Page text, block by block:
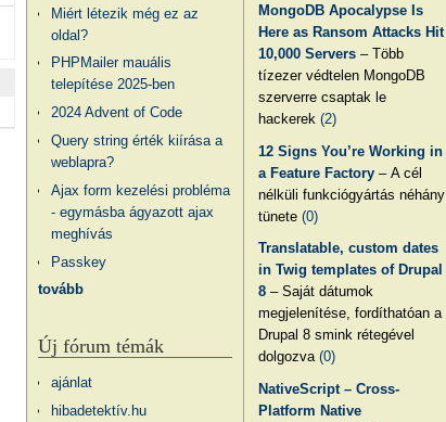
MongoDB Apocalypse Is
Here as Ransom Attacks Hit
10,000 Servers – Több
tízezer védtelen MongoDB
szerverre csaptak le
hackerek(2)
12 Signs You’re Working in
a Feature Factory – A cél
nélküli funkciógyártás néhány
tünete(0)
Translatable, custom dates
in Twig templates of Drupal
8 – Saját dátumok
megjelenítése, fordíthatóan a
Drupal 8 smink rétegével
dolgozva(0)
NativeScript – Cross-
Platform Native
Miért létezik még ez az
oldal?
PHPMailer mauális
telepítése 2025-ben
2024 Advent of Code
Query string érték kiírása a
weblapra?
Ajax form kezelési probléma
- egymásba ágyazott ajax
meghívás
Passkey
tovább
Új fórum témák
ajánlat
hibadetektív.hu